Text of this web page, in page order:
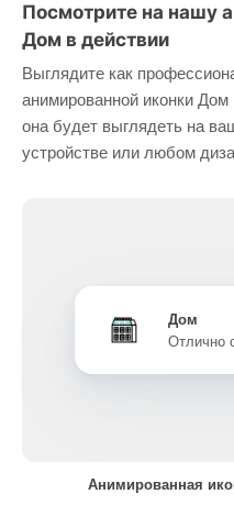
Посмотрите на нашу
Дом в действии
Выглядите как
анимированной иконки
она будет выглядеть на
устройстве или любом
Дом
Отлично
Анимированная